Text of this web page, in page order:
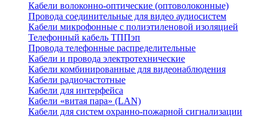
Кабели волоконно-оптические (оптоволоконные)
Провода соединительные для видео аудиосистем
Кабели микрофонные с полиэтиленовой изоляцией
Телефонный кабель ТППэп
Провода телефонные распределительные
Кабели и провода электротехнические
Кабели комбинированные для видеонаблюдения
Кабели радиочастотные
Кабели для интерфейса
Кабели «витая пара» (LAN)
Кабели для систем охранно-пожарной сигнализации